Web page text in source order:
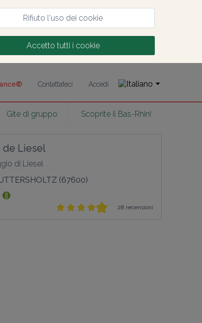
Rifiuto l'uso dei cookie
Accetto tutti i cookie
Contattateci Accedi
Gite di gruppo Scoprite il Bas-Rhin!
de Liesel
di Liesel
(67600)
28 recensioni